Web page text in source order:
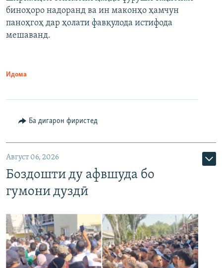
биноҳоро надоранд ва ин маконҳо ҳамчун
паноҳгоҳ дар ҳолати фавқулода истифода
мешаванд.
Идома
Ба дигарон фиристед
Август 06, 2026
Боздошти ду афвшуда бо
гумони дуздӣ